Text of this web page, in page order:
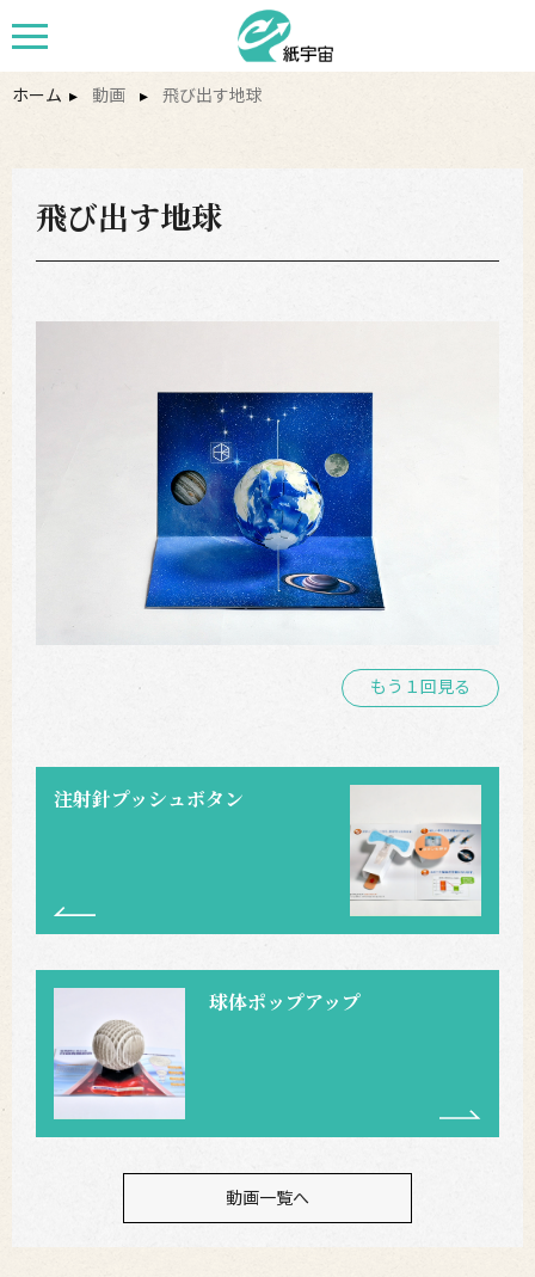
ホーム ▸ 動画 ▸ 飛び出す地球
飛び出す地球
もう１回見る
注射針プッシュボタン
球体ポップアップ
動画一覧へ